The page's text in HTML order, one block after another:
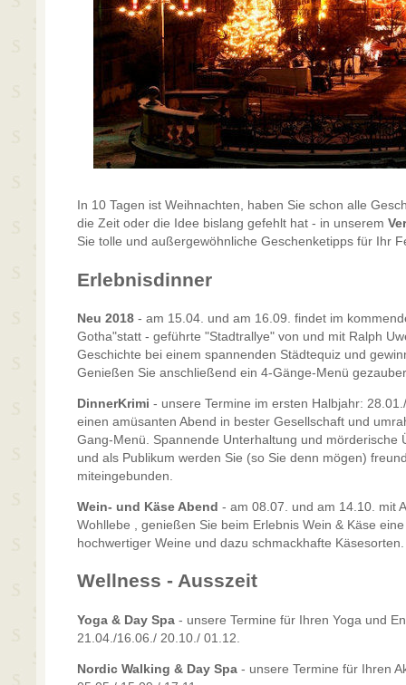
In 10 Tagen ist Weihnachten, haben Sie schon alle
die Zeit oder die Idee bislang gefehlt hat - in unserem
Sie tolle und außergewöhnliche Geschenketipps für Ihr
Erlebnisdinner
Neu 2018 - am 15.04. und am 16.09. findet im
Gotha"statt - geführte "Stadtrallye" von und mit Ralph
Geschichte bei einem spannenden Städtequiz und
Genießen Sie anschließend ein 4-Gänge-Menü
DinnerKrimi - unsere Termine im ersten Halbjahr:
einen amüsanten Abend in bester Gesellschaft und
Gang-Menü. Spannende Unterhaltung und mörderische
und als Publikum werden Sie (so Sie denn mögen)
miteingebunden.
Wein- und Käse Abend - am 08.07. und am 14.10. mit
Wohllebe , genießen Sie beim Erlebnis Wein & Käse
hochwertiger Weine und dazu schmackhafte Käsesorten.
Wellness - Ausszeit
Yoga & Day Spa - unsere Termine für Ihren Yoga und
21.04./16.06./ 20.10./ 01.12.
Nordic Walking & Day Spa - unsere Termine für Ihren